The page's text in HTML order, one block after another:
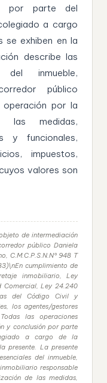
por parte del
a cargo
se exhiben en la
describe las
del inmueble,
público
operación por la
las medidas,
y funcionales,
impuestos,
valores son
de intermediación
público Daniela
C.M.C.P.S.N.N° 948 T
cumplimiento de
inmobiliario, Ley
Ley 24.240
del Código Civil y
los agentes/gestores
las operaciones
y conclusión por parte
a cargo de la
presente. La presente
del inmueble,
responsable
de las medidas,